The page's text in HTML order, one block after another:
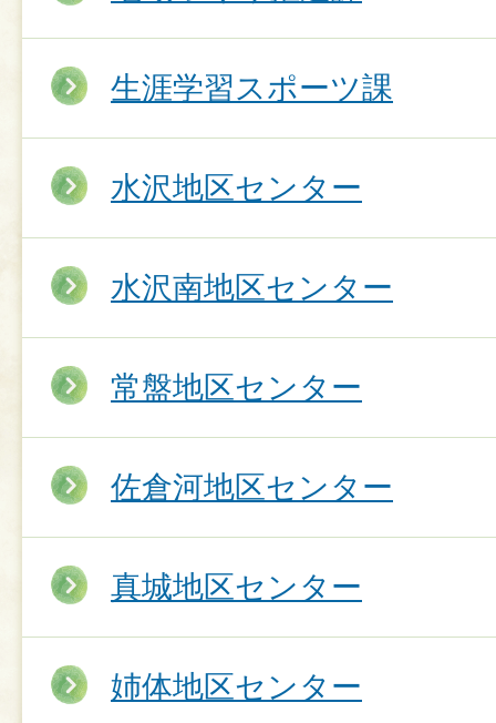
生涯学習スポーツ課
水沢地区センター
水沢南地区センター
常盤地区センター
佐倉河地区センター
真城地区センター
姉体地区センター